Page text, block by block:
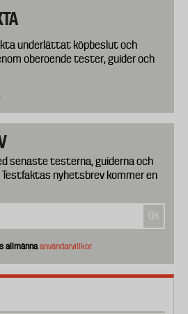
underlättat köpbeslut och
oberoende tester, guider och
senaste testerna, guiderna och
nyhetsbrev kommer en
allmännaanvändarvillkor